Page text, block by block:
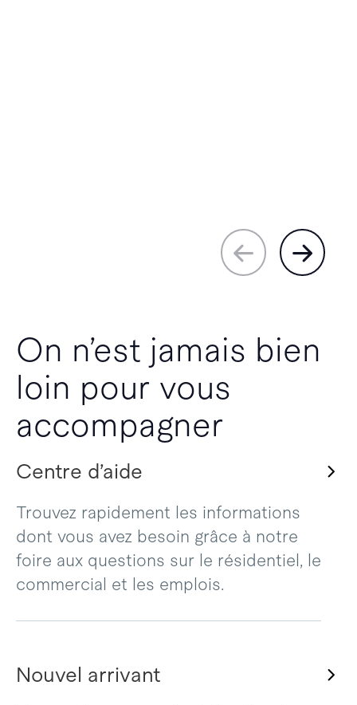
On n’est jamais bien
loin pour vous
accompagner
Centre d’aide
Trouvez rapidement les informations
dont vous avez besoin grâce à notre
foire aux questions sur le résidentiel, le
commercial et les emplois.
Nouvel arrivant